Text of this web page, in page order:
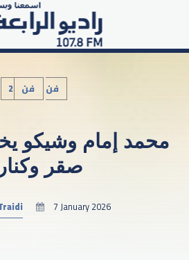
in the website:
2فن فن
محمد إمام وشيكو
صقر
7 January 2026